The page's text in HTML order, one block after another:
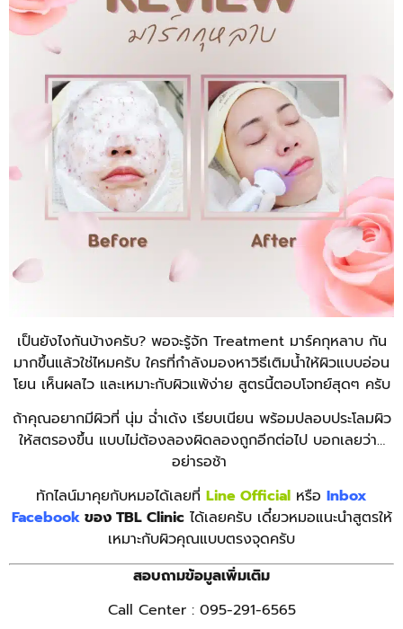
เป็นยังไงกันบ้างครับ? พอจะรู้จัก Treatment มาร์คกุหลาบ กัน
มากขึ้นแล้วใช่ไหมครับ ใครที่กำลังมองหาวิธีเติมน้ำให้ผิวแบบอ่อน
โยน เห็นผลไว และเหมาะกับผิวแพ้ง่าย สูตรนี้ตอบโจทย์สุดๆ ครับ
ถ้าคุณอยากมีผิวที่ นุ่ม ฉ่ำเด้ง เรียบเนียน พร้อมปลอบประโลมผิว
ให้สตรองขึ้น แบบไม่ต้องลองผิดลองถูกอีกต่อไป บอกเลยว่า…
อย่ารอช้า
ทักไลน์มาคุยกับหมอได้เลยที่ Line Official หรือ Inbox
Facebookของ TBL Clinicได้เลยครับเดี๋ยวหมอแนะนำสูตรให้
เหมาะกับผิวคุณแบบตรงจุดครับ
สอบถามข้อมูลเพิ่มเติม
Call Center : 095-291-6565